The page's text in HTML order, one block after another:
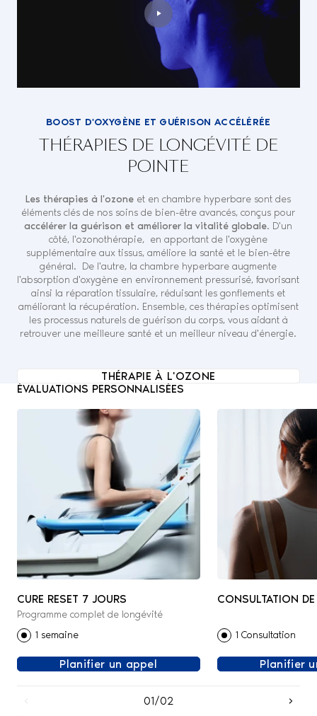
BOOST D'OXYGÈNE ET GUÉRISON ACCÉLÉRÉE
THÉRAPIES DE LONGÉVITÉ DE
POINTE
Les thérapies à l'ozone et en chambre hyperbare sont des
éléments clés de nos soins de bien-être avancés, conçus pour
accélérer la guérison et améliorer la vitalité globale. D'un
côté, l'ozonothérapie, en apportant de l'oxygène
supplémentaire aux tissus, améliore la santé et le bien-être
général. De l'autre, la chambre hyperbare augmente
l'absorption d'oxygène en environnement pressurisé, favorisant
ainsi la réparation tissulaire, réduisant les gonflements et
améliorant la récupération. Ensemble, ces thérapies optimisent
les processus naturels de guérison du corps, vous aidant à
retrouver une meilleure santé et un meilleur niveau d'énergie.
THÉRAPIE À L'OZONE
ÉVALUATIONS PERSONNALISÉES
CURE RESET 7 JOURS
Programme complet de longévité
1 semaine
Planifier un appel
CONSULTATION
1 Consultation
Planifier
01/02